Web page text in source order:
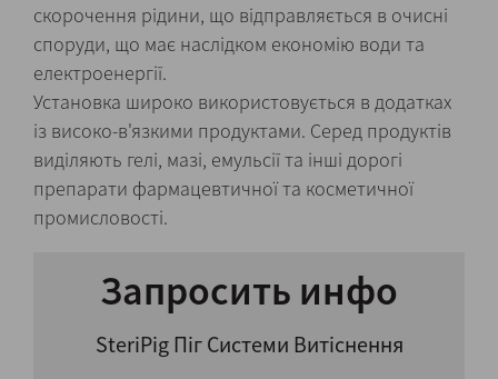
скорочення рідини, що відправляється в очисні
споруди, що має наслідком економію води та
електроенергії.
Установка широко використовується в додатках
із високо-в'язкими продуктами. Серед продуктів
виділяють гелі, мазі, емульсії та інші дорогі
препарати фармацевтичної та косметичної
промисловості.
Запросить инфо
SteriPig Піг Системи Витіснення